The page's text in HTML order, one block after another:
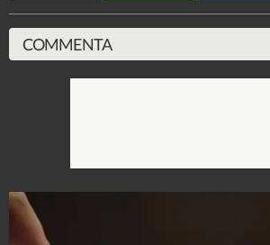
137.181.625-1.034 video-11.228 foto
COMMENTA